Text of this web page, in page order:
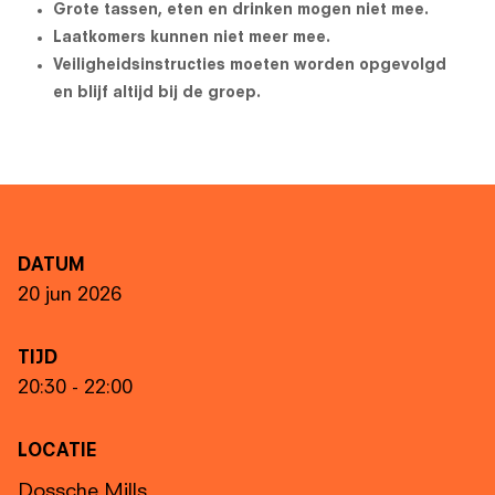
Grote tassen, eten en drinken mogen niet mee.
Laatkomers kunnen niet meer mee.
Veiligheidsinstructies moeten worden opgevolgd
en blijf altijd bij de groep.
DATUM
20 jun 2026
TIJD
20:30 - 22:00
LOCATIE